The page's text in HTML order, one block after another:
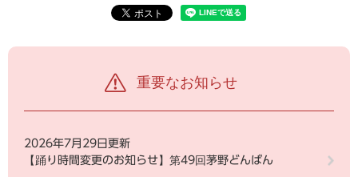
重要なお知らせ
2026年7月29日更新
【踊り時間変更のお知らせ】第49回茅野どんばん